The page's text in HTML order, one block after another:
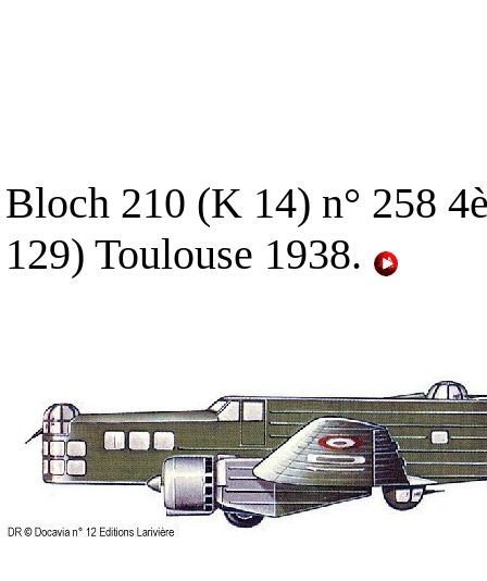
Bloch 210 (K 14) n° 258
129) Toulouse 1938.